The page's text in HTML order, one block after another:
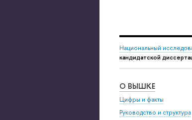
Национальный
кандидатской
О ВЫШКЕ
Цифры и факты
Руководство и структура